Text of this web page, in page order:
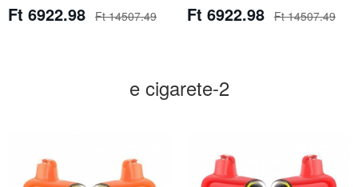
Ft 6922.98 Ft 14507.49 Ft 6922.98 Ft 14507.49
e cigarete-2